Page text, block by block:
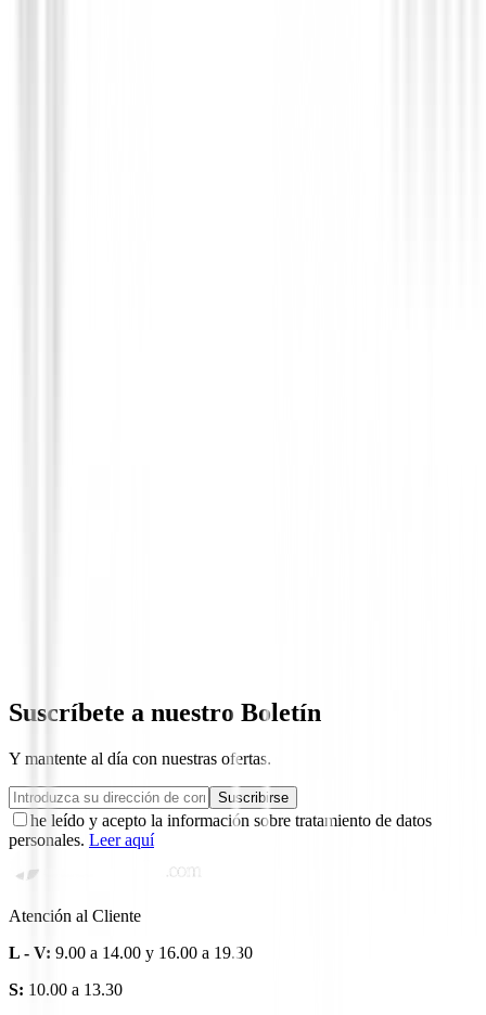
Suscríbete a nuestro Boletín
Y mantente al día con nuestras ofertas.
Suscribirse
he leído y acepto la información sobre tratamiento de datos
personales. Leer aquí
Atención al Cliente
L - V: 9.00 a 14.00 y 16.00 a 19.30
S: 10.00 a 13.30